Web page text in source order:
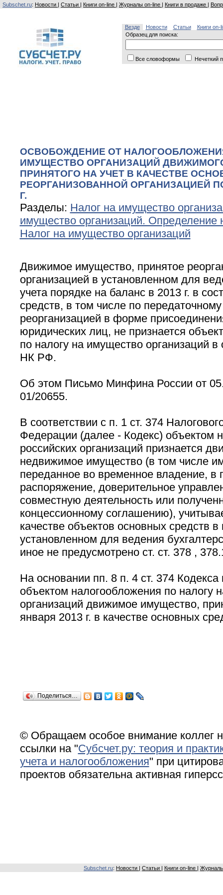
Subschet.ru: Новости | Статьи | Книги on-line | Журналы on-line | Книги в продаже |
Везде Новости Статьи
Книги on-
Образец для поиска:
Все словоформы Нечеткий
ОСВОБОЖДЕНИЕ ОТ
ИМУЩЕСТВО ОРГАНИЗАЦИЙ
ПРИНЯТОГО НА УЧЕТ В КАЧЕСТВЕ
РЕОРГАНИЗОВАННОЙ ОРГАНИЗАЦИЕЙ
Г.
Разделы: Налог на имущество
имущество организаций. Определение
Налог на имущество организаций
Движимое имущество, принятое
организацией в установленном для
учета порядке на баланс в 2013 г. в
средств, в том числе по передаточному
реорганизацией в форме
юридических лиц, не признается
по налогу на имущество организаций в
НК РФ.
Об этом Письмо Минфина России от
01/20655.
В соответствии с п. 1 ст. 374
Федерации (далее - Кодекс) объектом
российских организаций признается
недвижимое имущество (в том числе
переданное во временное владение, в
распоряжение, доверительное
совместную деятельность или
концессионному соглашению),
качестве объектов основных средств в
установленном для ведения
иное не предусмотрено ст. ст. 378 ,
На основании пп. 8 п. 4 ст. 374 Кодекса
объектом налогообложения по налогу
организаций движимое имущество,
января 2013 г. в качестве основных
Поделиться…
© Обращаем особое внимание коллег
ссылки на "Субсчет.ру: теория и
учета и налогообложения" при
проектов обязательна активная
Subschet.ru: Новости Статьи Книги on-line